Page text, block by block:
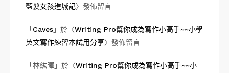
藍髮女孩進城記〉發佈留言
「 Caves」於〈Writing Pro幫你成為寫作小高手~~小學
英文寫作練習本試用分享〉發佈留言
「林紘暉 」於〈Writing Pro幫你成為寫作小高手~~小